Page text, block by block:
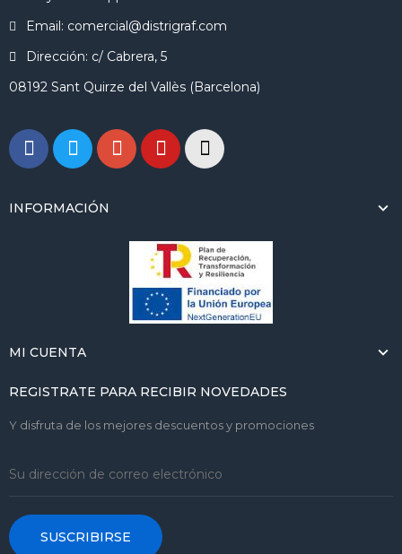
Email: comercial@distrigraf.com
Dirección: c/ Cabrera, 5
08192 Sant Quirze del Vallès (Barcelona)
INFORMACIÓN
MI CUENTA
REGISTRATE PARA RECIBIR NOVEDADES
Y disfruta de los mejores descuentos y promociones
SUSCRIBIRSE